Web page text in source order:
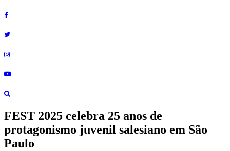
FEST 2025 celebra 25 anos de
protagonismo juvenil salesiano em São
Paulo